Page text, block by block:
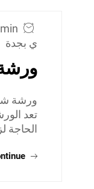
ي بجدة
ورشة
تعد
الحاجة